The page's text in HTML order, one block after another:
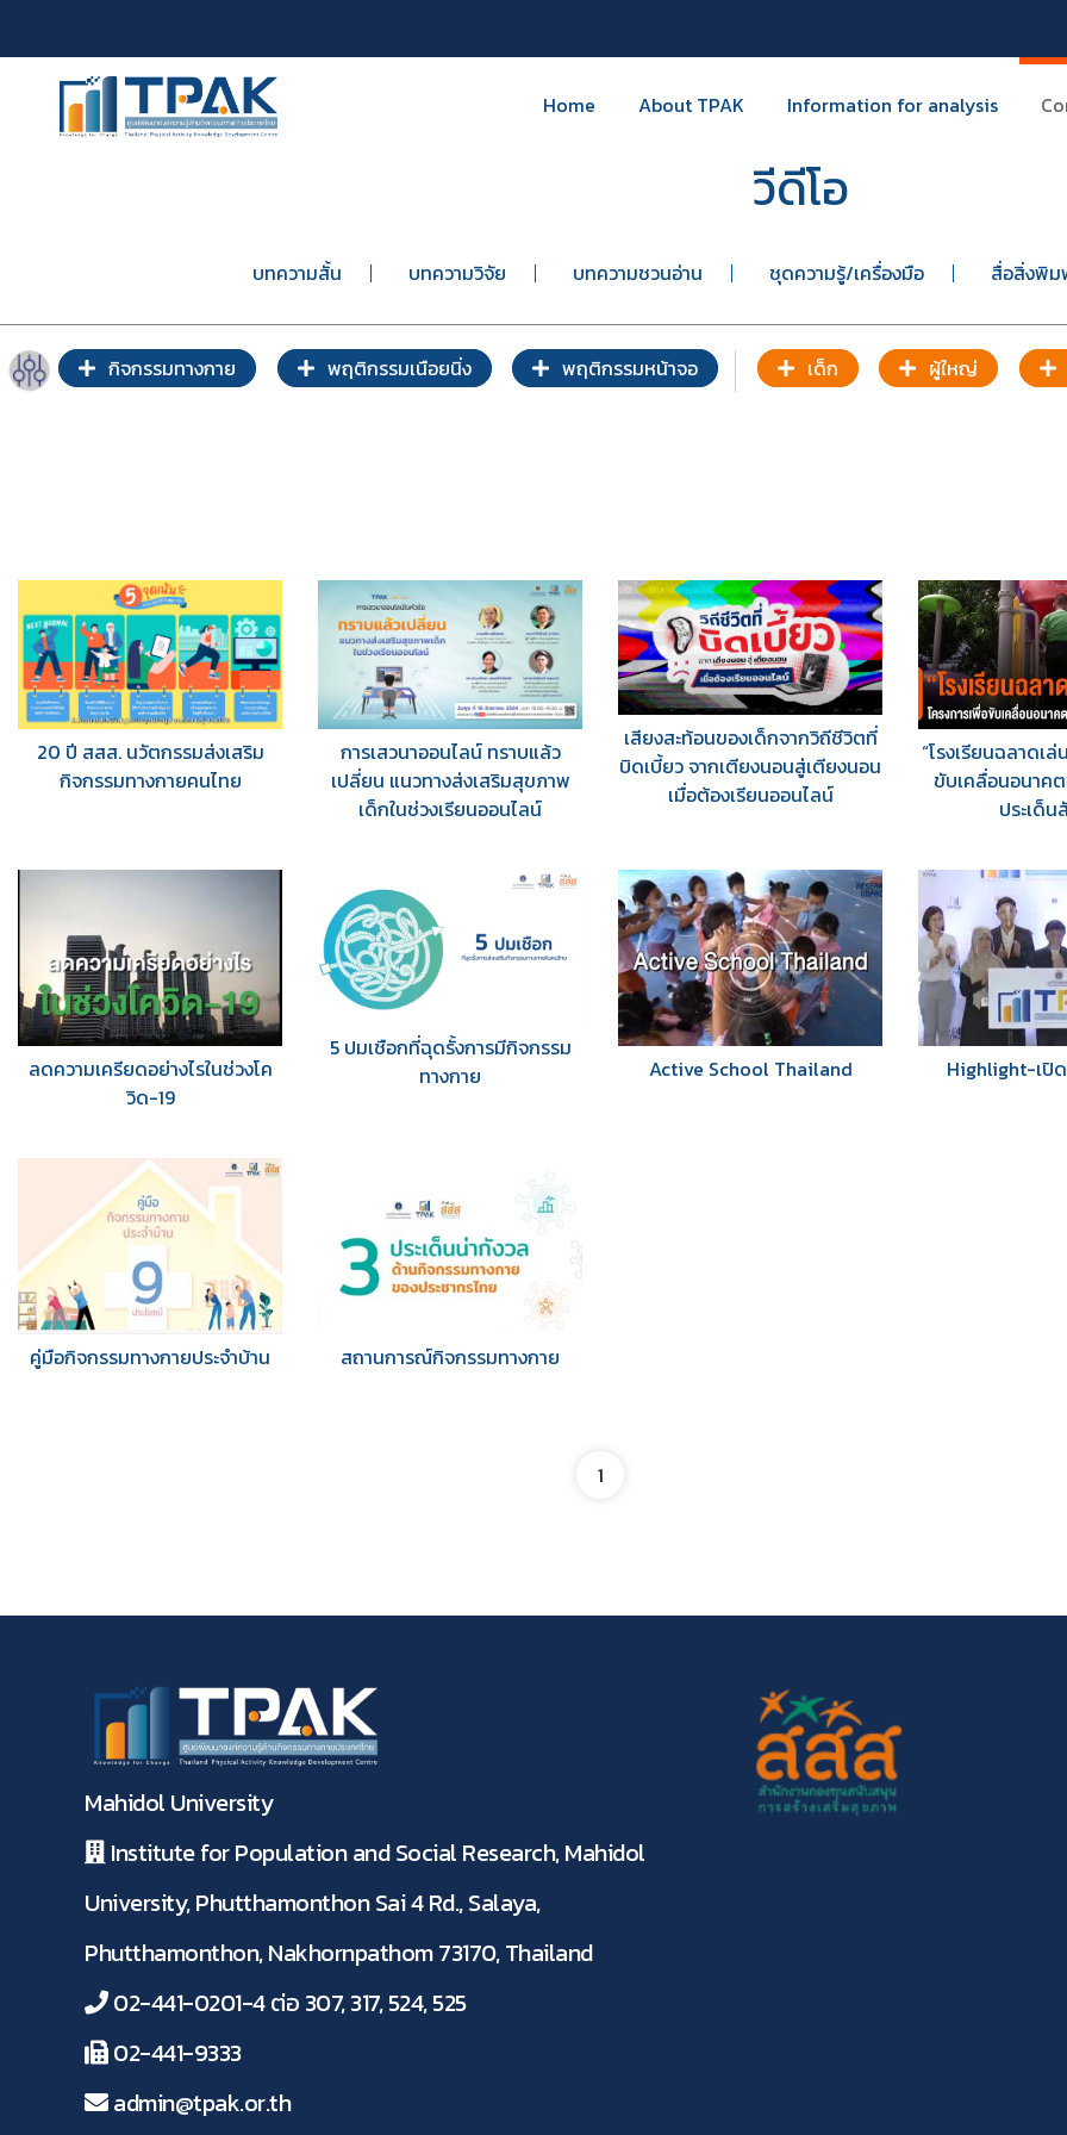
วีดีโอ
บทความสั้น บทความวิจัย บทความชวนอ่าน ชุดความรู้/เครื่องมือ สื่อสิ่งพิ
กิจกรรมทางกาย พฤติกรรมเนือยนิ่ง พฤติกรรมหน้าจอ เด็ก ผู้ใหญ่
รวม
Home About TPAK Information for analysis
20 ปี สสส. นวัตกรรมส่งเสริม
กิจกรรมทางกายคนไทย
การเสวนาออนไลน์ ทราบแล้ว
เปลี่ยน แนวทางส่งเสริมสุขภาพ
เด็กในช่วงเรียนออนไลน์
เสียงสะท้อนของเด็กจากวิถีชีวิตที่
บิดเบี้ยว จากเตียงนอนสู่เตียงนอน
เมื่อต้องเรียนออนไลน์
“โรงเรียนฉลาดเล่
ขับเคลื่อนอนาค
ประเด็น
ลดความเครียดอย่างไรในช่วงโค
วิด-19
5 ปมเชือกที่ฉุดรั้งการมีกิจกรรม
ทางกาย
Active School Thailand Highlight-เปิ
คู่มือกิจกรรมทางกายประจำบ้าน สถานการณ์กิจกรรมทางกาย
1
Mahidol University
Institute for Population and Social Research, Mahidol
University, Phutthamonthon Sai 4 Rd., Salaya,
Phutthamonthon, Nakhornpathom 73170, Thailand
02-441-0201-4 ต่อ 307, 317, 524, 525
02-441-9333
admin@tpak.or.th